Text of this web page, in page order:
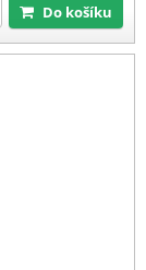
Do košíku